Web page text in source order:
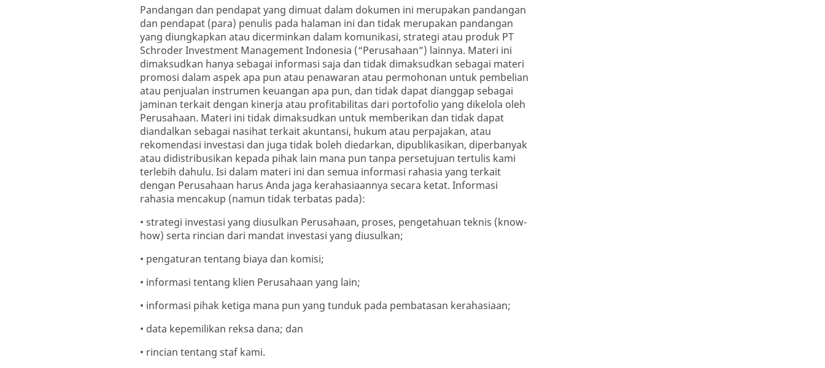
Pandangan dan pendapat yang dimuat dalam dokumen ini merupakan pandangan
dan pendapat (para) penulis pada halaman ini dan tidak merupakan pandangan
yang diungkapkan atau dicerminkan dalam komunikasi, strategi atau produk PT
Schroder Investment Management Indonesia (“Perusahaan”) lainnya. Materi ini
dimaksudkan hanya sebagai informasi saja dan tidak dimaksudkan sebagai materi
promosi dalam aspek apa pun atau penawaran atau permohonan untuk pembelian
atau penjualan instrumen keuangan apa pun, dan tidak dapat dianggap sebagai
jaminan terkait dengan kinerja atau profitabilitas dari portofolio yang dikelola oleh
Perusahaan. Materi ini tidak dimaksudkan untuk memberikan dan tidak dapat
diandalkan sebagai nasihat terkait akuntansi, hukum atau perpajakan, atau
rekomendasi investasi dan juga tidak boleh diedarkan, dipublikasikan, diperbanyak
atau didistribusikan kepada pihak lain mana pun tanpa persetujuan tertulis kami
terlebih dahulu. Isi dalam materi ini dan semua informasi rahasia yang terkait
dengan Perusahaan harus Anda jaga kerahasiaannya secara ketat. Informasi
rahasia mencakup (namun tidak terbatas pada):
• strategi investasi yang diusulkan Perusahaan, proses, pengetahuan teknis (know-
how) serta rincian dari mandat investasi yang diusulkan;
• pengaturan tentang biaya dan komisi;
• informasi tentang klien Perusahaan yang lain;
• informasi pihak ketiga mana pun yang tunduk pada pembatasan kerahasiaan;
• data kepemilikan reksa dana; dan
• rincian tentang staf kami.